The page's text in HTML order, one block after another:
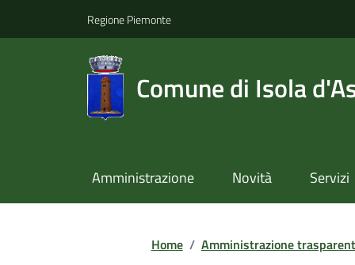
Regione Piemonte
Comune di Isola
Amministrazione Novità Servizi
Home / Amministrazione